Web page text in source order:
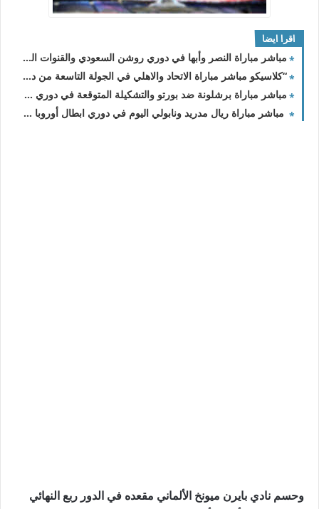
اقرا ايضا
مباشر مباراة النصر وأبها في دوري روشن السعودي والقنوات الناقلة
“كلاسيكو مباشر مباراة الاتحاد والاهلي في الجولة التاسعة من دوري روشن السعودي 2023-2024
مباشر مباراة برشلونة ضد بورتو والتشكيلة المتوقعة في دوري الأبطال
مباشر مباراة ريال مدريد ونابولي اليوم في دوري ابطال أوروبا والقنوات الناقلة
وحسم نادي بايرن ميونخ الألماني مقعده في الدور ربع النهائي